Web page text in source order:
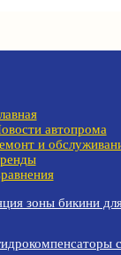
автопрома
и
зоны бикини